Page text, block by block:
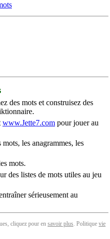
des mots et construisez des
www.Jette7.com pour jouer au
les anagrammes, les
mots.
des listes de mots utiles au jeu
sérieusement au
cliquez pour en savoir plus. Politique vie